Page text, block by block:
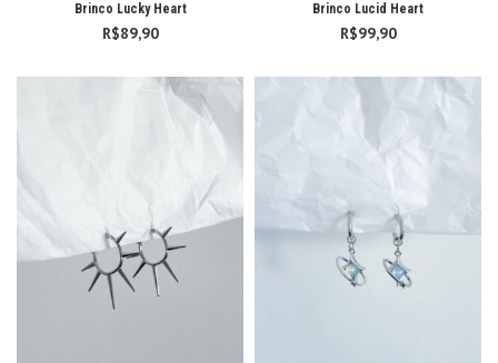
Brinco Lucky Heart
R$89,90
Brinco Lucid Heart
R$99,90